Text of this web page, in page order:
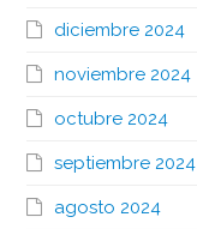
diciembre 2024
noviembre 2024
octubre 2024
septiembre 2024
agosto 2024